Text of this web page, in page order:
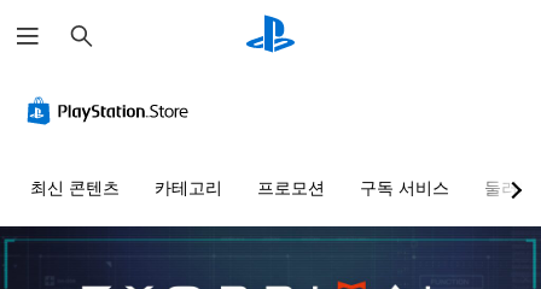
색
최신 콘텐츠 카테고리 프로모션 구독 서비스 둘러보